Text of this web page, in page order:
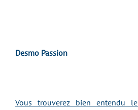
Desmo Passion
Vous trouverez bien entendu